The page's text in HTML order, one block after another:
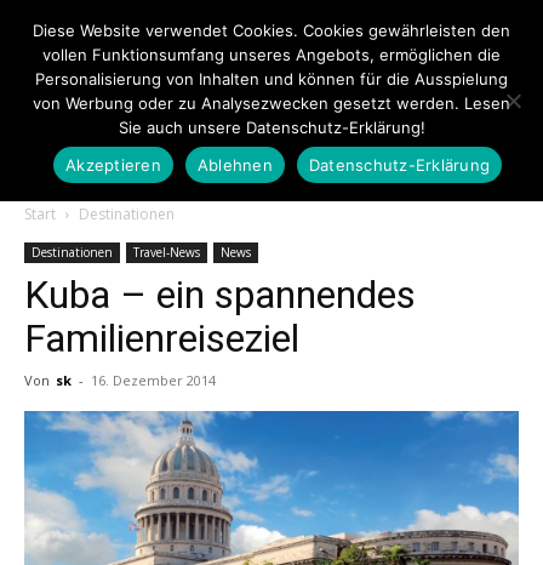
Touristiknews.de
|
und
Start Destinationen
Destinationen Travel-News News
Kuba – ein spannendes
Familienreiseziel
Von sk - 16. Dezember 2014
Diese Website verwendet Cookies. Cookies gewährleisten den
vollen Funktionsumfang unseres Angebots, ermöglichen die
Personalisierung von Inhalten und können für die Ausspielung
von Werbung oder zu Analysezwecken gesetzt werden. Lesen
Sie auch unsere Datenschutz-Erklärung!
Akzeptieren
Ablehnen Datenschutz-Erklärung